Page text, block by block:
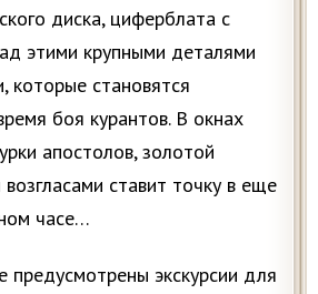
диска, циферблата с
этими крупными деталями
которые становятся
боя курантов. В окнах
апостолов, золотой
ставит точку в еще
часе…
предусмотрены экскурсии для